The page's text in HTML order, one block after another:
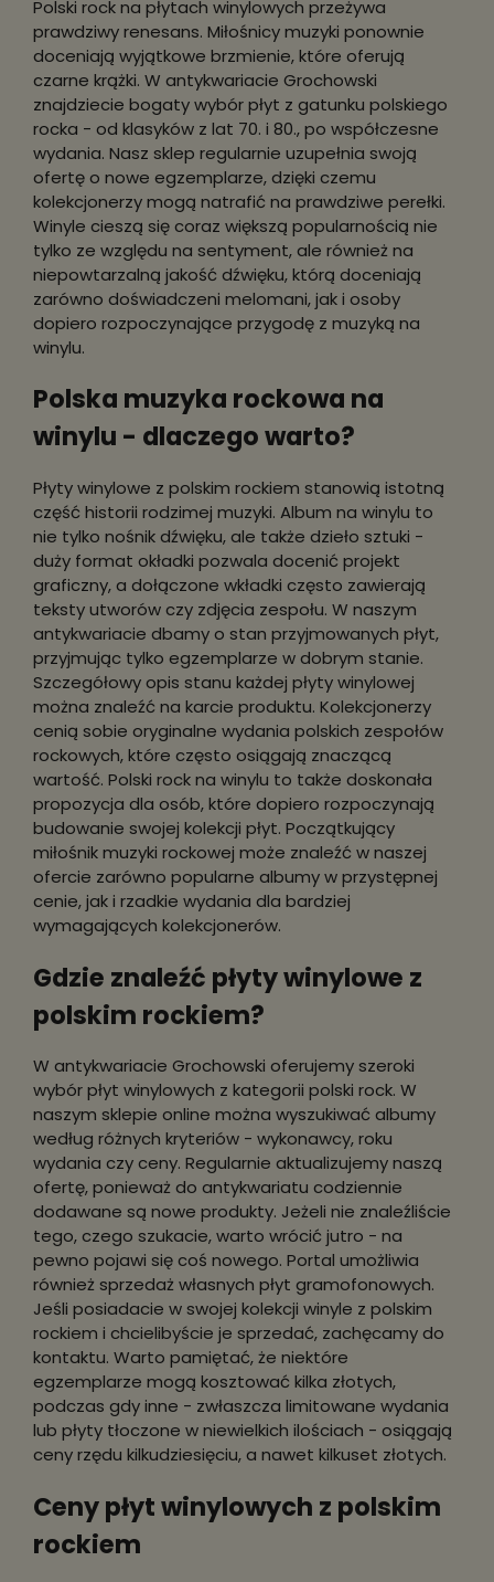
Polski rock na płytach winylowych przeżywa
prawdziwy renesans. Miłośnicy muzyki ponownie
doceniają wyjątkowe brzmienie, które oferują
czarne krążki. W antykwariacie Grochowski
znajdziecie bogaty wybór płyt z gatunku polskiego
rocka - od klasyków z lat 70. i 80., po współczesne
wydania. Nasz sklep regularnie uzupełnia swoją
ofertę o nowe egzemplarze, dzięki czemu
kolekcjonerzy mogą natrafić na prawdziwe perełki.
Winyle cieszą się coraz większą popularnością nie
tylko ze względu na sentyment, ale również na
niepowtarzalną jakość dźwięku, którą doceniają
zarówno doświadczeni melomani, jak i osoby
dopiero rozpoczynające przygodę z muzyką na
winylu.
Polska muzyka rockowa na
winylu - dlaczego warto?
Płyty winylowe z polskim rockiem stanowią istotną
część historii rodzimej muzyki. Album na winylu to
nie tylko nośnik dźwięku, ale także dzieło sztuki -
duży format okładki pozwala docenić projekt
graficzny, a dołączone wkładki często zawierają
teksty utworów czy zdjęcia zespołu. W naszym
antykwariacie dbamy o stan przyjmowanych płyt,
przyjmując tylko egzemplarze w dobrym stanie.
Szczegółowy opis stanu każdej płyty winylowej
można znaleźć na karcie produktu. Kolekcjonerzy
cenią sobie oryginalne wydania polskich zespołów
rockowych, które często osiągają znaczącą
wartość. Polski rock na winylu to także doskonała
propozycja dla osób, które dopiero rozpoczynają
budowanie swojej kolekcji płyt. Początkujący
miłośnik muzyki rockowej może znaleźć w naszej
ofercie zarówno popularne albumy w przystępnej
cenie, jak i rzadkie wydania dla bardziej
wymagających kolekcjonerów.
Gdzie znaleźć płyty winylowe z
polskim rockiem?
W antykwariacie Grochowski oferujemy szeroki
wybór płyt winylowych z kategorii polski rock. W
naszym sklepie online można wyszukiwać albumy
według różnych kryteriów - wykonawcy, roku
wydania czy ceny. Regularnie aktualizujemy naszą
ofertę, ponieważ do antykwariatu codziennie
dodawane są nowe produkty. Jeżeli nie znaleźliście
tego, czego szukacie, warto wrócić jutro - na
pewno pojawi się coś nowego. Portal umożliwia
również sprzedaż własnych płyt gramofonowych.
Jeśli posiadacie w swojej kolekcji winyle z polskim
rockiem i chcielibyście je sprzedać, zachęcamy do
kontaktu. Warto pamiętać, że niektóre
egzemplarze mogą kosztować kilka złotych,
podczas gdy inne - zwłaszcza limitowane wydania
lub płyty tłoczone w niewielkich ilościach - osiągają
ceny rzędu kilkudziesięciu, a nawet kilkuset złotych.
Ceny płyt winylowych z polskim
rockiem